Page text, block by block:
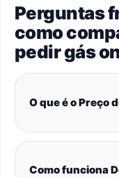
Perguntas
como
pedir gás
O que é o Preço
Como funciona